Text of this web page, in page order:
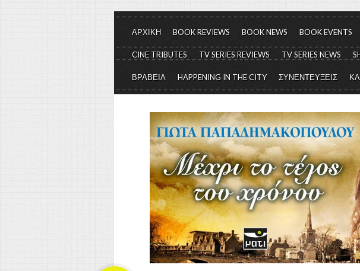
ΑΡΧΙΚΗ BOOK REVIEWS BOOK NEWS BOOK EVENTS
CINE TRIBUTES TV SERIES REVIEWS TV SERIES NEWS
ΒΡΑΒΕΙΑ HAPPENING IN THE CITY ΣΥΝΕΝΤΕΥΞΕΙΣ